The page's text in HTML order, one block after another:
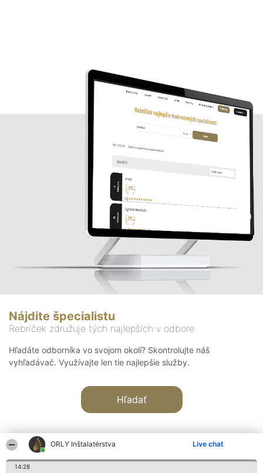
ORLY Inštalatérstva Live chat
14:28
Nájdite špecialistu
Rebríček združuje tých najlepších v odbore
Hľadáte odborníka vo svojom okolí? Skontrolujte náš
vyhľadávač. Využívajte len tie najlepšie služby.
Hľadať